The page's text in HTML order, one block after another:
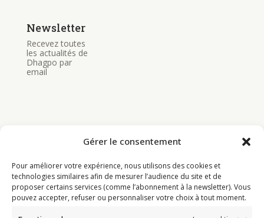
Gérer le consentement
Pour améliorer votre expérience, nous utilisons des cookies et
technologies similaires afin de mesurer l’audience du site et de
proposer certains services (comme l’abonnement à la newsletter). Vous
pouvez accepter, refuser ou personnaliser votre choix à tout moment.
Newsletter
Recevez toutes
les actualités de
Dhagpo par
email
Programme
Actualités
Ressources